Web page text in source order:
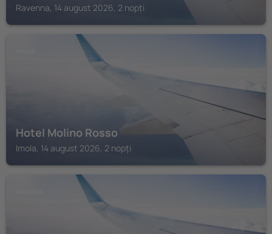
Ravenna, 14 august 2026, 2 nopți
Hotel Molino Rosso
Imola, 14 august 2026, 2 nopți